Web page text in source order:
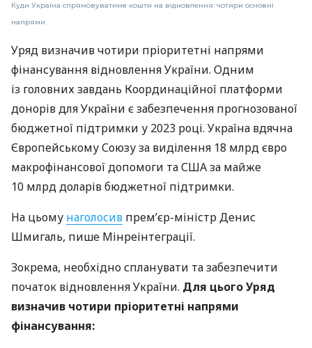
Куди Україна спрямовуватиме кошти на відновлення: чотири основні
напрями
Уряд визначив чотири пріоритетні напрями
фінансування відновлення України. Одним
із головних завдань Координаційної платформи
донорів для України є забезпечення прогнозованої
бюджетної підтримки у 2023 році. Україна вдячна
Європейському Союзу за виділення 18 млрд євро
макрофінансової допомоги та США за майже
10 млрд доларів бюджетної підтримки.
На цьому наголосив прем’єр-міністр Денис
Шмигаль, пише Мінреінтеграції.
Зокрема, необхідно спланувати та забезпечити
початок відновлення України. Для цього Уряд
визначив чотири пріоритетні напрями
фінансування: